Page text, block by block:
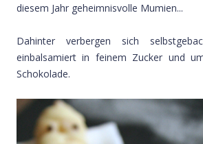
diesem Jahr geheimnisvolle Mumien...
Dahinter verbergen sich
einbalsamiert in feinem Zucker und
Schokolade.